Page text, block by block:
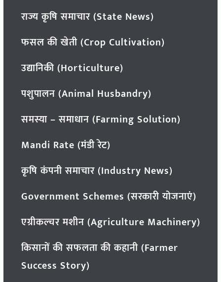
राज्य कृषि समाचार (State News)
फसल की खेती (Crop Cultivation)
उद्यानिकी (Horticulture)
पशुपालन (Animal Husbandry)
समस्या – समाधान (Farming Solution)
Mandi Rate (मंडी रेट)
कृषि कंपनी समाचार (Industry News)
Government Schemes (सरकारी योजनाएं)
एग्रीकल्चर मशीन (Agriculture Machinery)
किसानों की सफलता की कहानी (Farmer
Success Story)